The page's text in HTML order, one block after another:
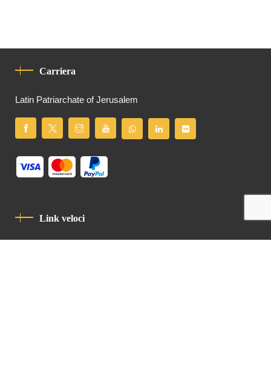
Carriera
Latin Patriarchate of Jerusalem
Link veloci